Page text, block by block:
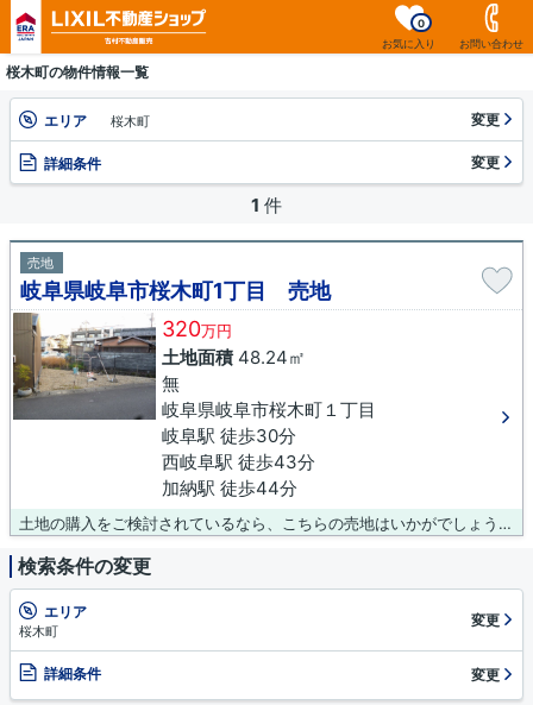
お気に入り
0
お問い合わせ
桜木町の物件情報一覧
エリア 桜木町 変更
詳細条件 変更
1 件
売地
岐阜県岐阜市桜木町1丁目 売地
320万円
土地面積48.24㎡
無
岐阜県岐阜市桜木町１丁目
岐阜駅 徒歩30分
西岐阜駅 徒歩43分
加納駅 徒歩44分
土地の購入をご検討されているなら、こちらの売地はいかがでしょうか。平坦地なので、買い物のときの道のりで負担抑えることができますよ。土地探しでお困りなら、吉村不動産販売までお問い合わせください。0120-431-330にてお待ちしております。
検索条件の変更
エリア
桜木町
変更
詳細条件 変更